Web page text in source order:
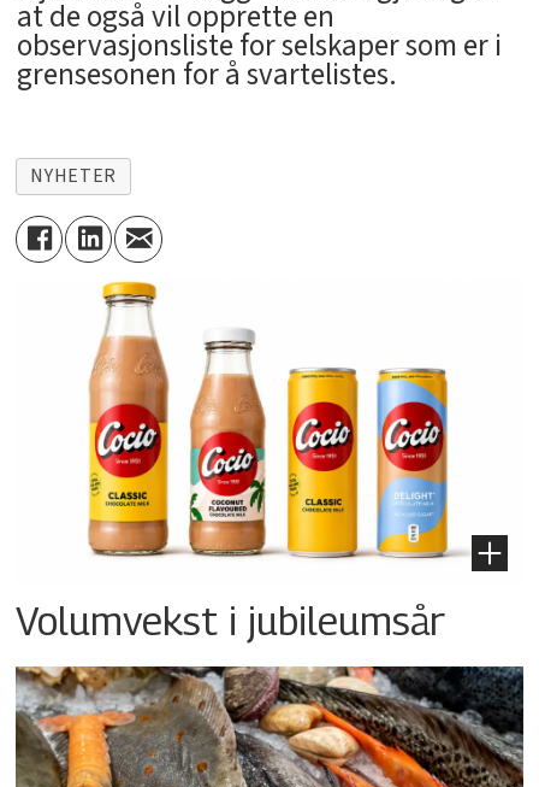
at de også vil opprette en
observasjonsliste for selskaper som er i
grensesonen for å svartelistes.
NYHETER
Volumvekst i jubileumsår